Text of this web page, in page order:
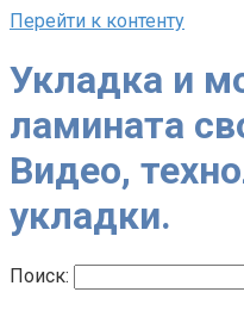
Перейти к контенту
Укладка и
ламината
Видео,
укладки.
Поиск: